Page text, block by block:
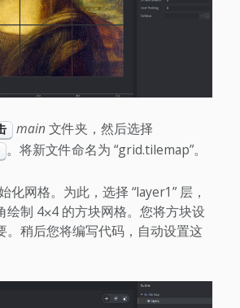
main 文件夹，然后选择
。将新文件命名为 “grid.tilemap”。
化网格。为此，选择 “layer1” 层，
绘制 4⨉4 的方块网格。您将方块设
。稍后您将编写代码，自动设置这